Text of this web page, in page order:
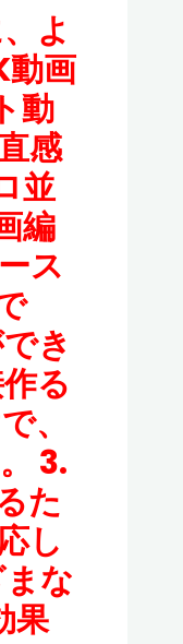
よ
画
動
感
並
編
ス
き
る
、
3.
た
し
な
果